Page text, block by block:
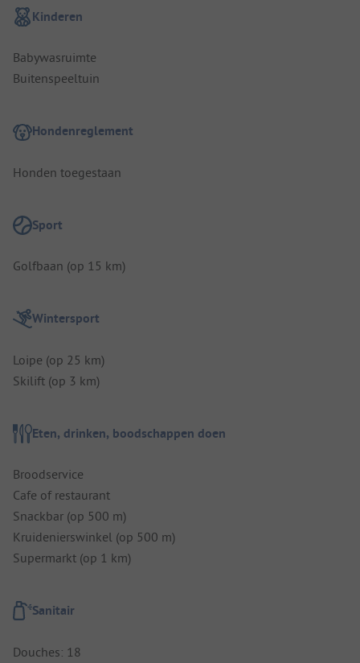
Kinderen
Babywasruimte
Buitenspeeltuin
Hondenreglement
Honden toegestaan
Sport
Golfbaan (op 15 km)
Wintersport
Loipe (op 25 km)
Skilift (op 3 km)
Eten, drinken, boodschappen doen
Broodservice
Cafe of restaurant
Snackbar (op 500 m)
Kruidenierswinkel (op 500 m)
Supermarkt (op 1 km)
Sanitair
Douches: 18